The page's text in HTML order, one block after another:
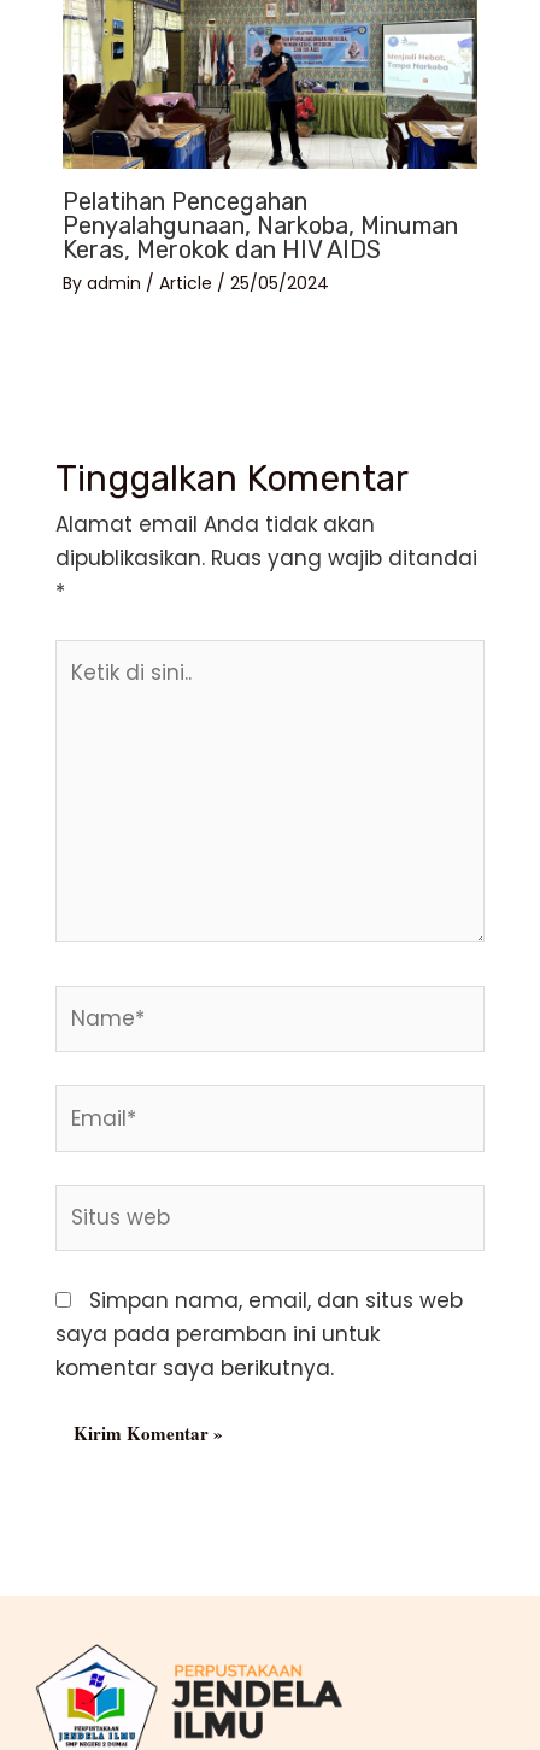
Pelatihan Pencegahan
Penyalahgunaan, Narkoba, Minuman
Keras, Merokok dan HIV AIDS
By admin / Article / 25/05/2024
Tinggalkan Komentar
Alamat email Anda tidak akan
dipublikasikan. Ruas yang wajib ditandai
*
di
web
Simpan nama, email, dan situs web
saya pada peramban ini untuk
komentar saya berikutnya.